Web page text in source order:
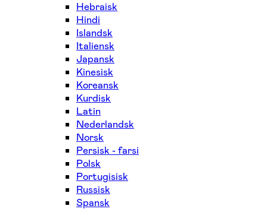
Hebraisk
Hindi
Islandsk
Italiensk
Japansk
Kinesisk
Koreansk
Kurdisk
Latin
Nederlandsk
Norsk
Persisk - farsi
Polsk
Portugisisk
Russisk
Spansk